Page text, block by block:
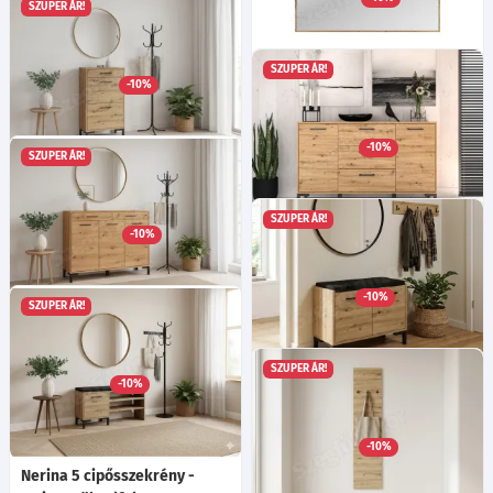
43 205
Nerina 15 előszobafal -
Artisan tölgy
Ma:145 Sz:69 Mé:27
-10%
43 205
Nerina 16 tükör - Artisan
tölgy
Ma:69 Sz:103 Mé:2cm
-10%
40 505 Ft
SZUPER ÁR!
Nerina 2 cipősszekrény -
Artisan tölgy
Ma:94 Sz:55 Mé:34cm
-10%
67 415Ft
SZUPER ÁR!
Nerina 12 komód - Artisan
Ma:83 Sz:138 Mé:40 cm
-10%
114 575
SZUPER ÁR!
Nerina 14 komód - Artisan
tölgy
Ma:94 Sz:120 Mé:34
cm
-10%
106 025 Ft
SZUPER ÁR!
Nerina 4 cipősszekrény -
Artisan tölgy/fekete
Mé:34 cm
-10%
66 695
SZUPER ÁR!
Nerina 5 cipősszekrény -
SZUPER ÁR!